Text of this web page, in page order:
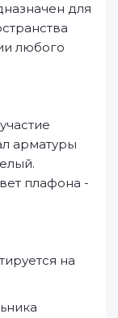
для
любого
арматуры
плафона -
на